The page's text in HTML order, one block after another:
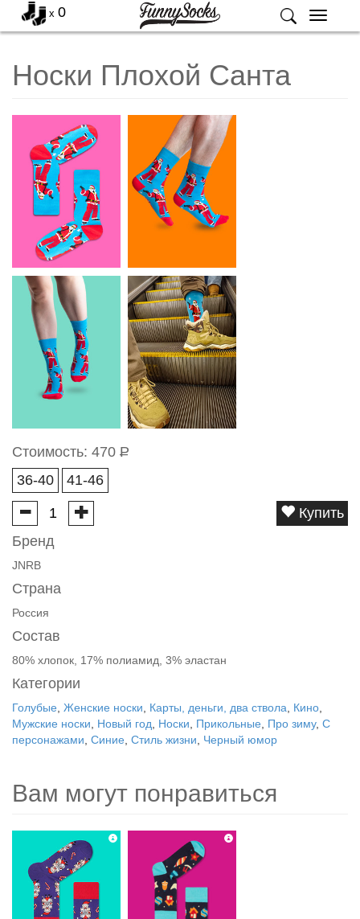
Меню
x 0
Носки Плохой Санта
Стоимость: 470 Р
36-40
41-46
Купить
Бренд
JNRB
Страна
Россия
Состав
80% хлопок, 17% полиамид, 3% эластан
Категории
Голубые Женские носки Карты, деньги, два ствола Кино
Мужские носки
Новый год Носки Прикольные Про зиму, С
персонажами Синие Стиль жизни Черный юмор
Вам могут понравиться